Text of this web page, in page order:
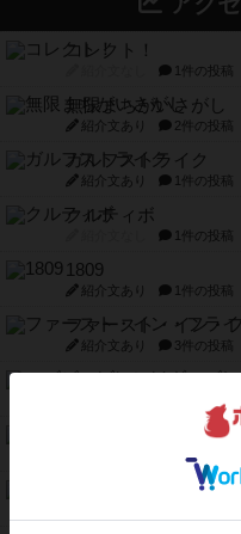
コレクト！
1件の投稿
無限まちがいさがし
紹介文あり 2件の投稿
ガルフストライク
紹介文あり 1件の投稿
クルティボ
1件の投稿
1809
紹介文あり 1件の投稿
ファースト・イン・
紹介文あり 3件の投稿
テンプテーション
2件の投稿